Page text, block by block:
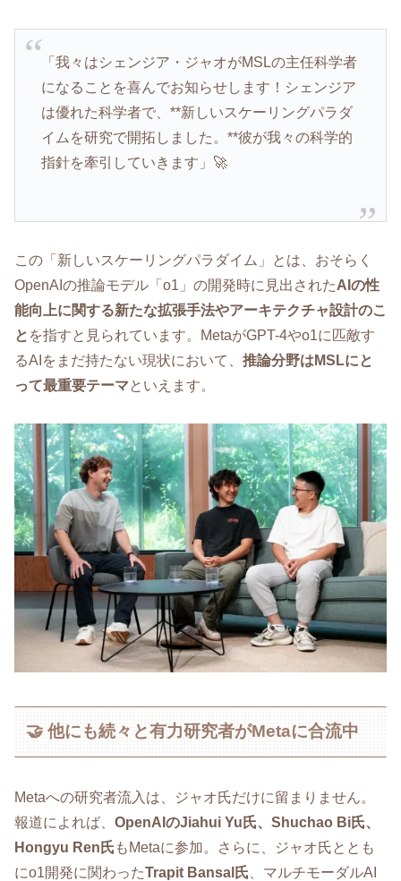
「我々はシェンジア・ジャオがMSLの主任科学者
になることを喜んでお知らせします！シェンジア
は優れた科学者で、**新しいスケーリングパラダ
イムを研究で開拓しました。**彼が我々の科学的
指針を牽引していきます」🚀
この「新しいスケーリングパラダイム」とは、おそらく
OpenAIの推論モデル「o1」の開発時に見出されたAIの性
能向上に関する新たな拡張手法やアーキテクチャ設計のこ
と を指すと見られています。MetaがGPT-4やo1に匹敵す
るAIをまだ持たない現状において、 推論分野はMSLにと
って最重要テーマといえます。
🤝 他にも続々と有力研究者がMetaに合流中
Metaへの研究者流入は、ジャオ氏だけに留まりません。
報道によれば、 OpenAIのJiahui Yu氏、Shuchao Bi氏、
Hongyu Ren氏 もMetaに参加。さらに、ジャオ氏ととも
にo1開発に関わったTrapit Bansal氏 、マルチモーダルAI